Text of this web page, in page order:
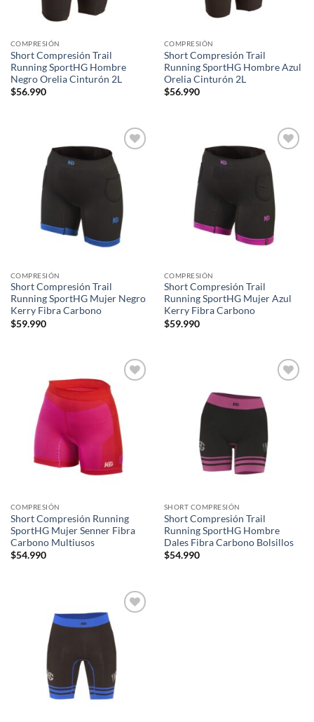
COMPRESIÓN
Short Compresión Trail
Running SportHG Hombre
Negro Orelia Cinturón 2L
$56.990
COMPRESIÓN
Short Compresión Trail
Running SportHG Hombre Azul
Orelia Cinturón 2L
$56.990
wishlist
COMPRESIÓN
Short Compresión Trail
Running SportHG Mujer Negro
Kerry Fibra Carbono
$59.990
wishlist
COMPRESIÓN
Short Compresión Trail
Running SportHG Mujer Azul
Kerry Fibra Carbono
$59.990
COMPRESIÓN
Short Compresión Running
SportHG Mujer Senner Fibra
Carbono Multiusos
$54.990
SHORT COMPRESIÓN
Short Compresión Trail
Running SportHG Hombre
Dales Fibra Carbono Bolsillos
$54.990